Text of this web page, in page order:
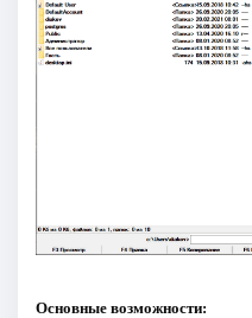
Основные возможности: